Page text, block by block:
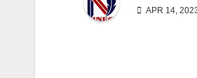
APR 14,